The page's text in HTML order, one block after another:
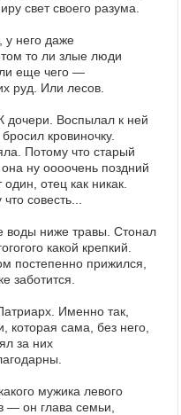
свет своего разума.
у него даже
то ли злые люди
ли еще чего —
руд. Или лесов.
дочери. Воспылал к ней
кровиночку.
Потому что старый
ну оооочень поздний
отец как никак.
совесть...
воды ниже травы. Стонал
какой крепкий.
постепенно прижился,
заботится.
Именно так,
которая сама, без него,
за них
мужика левого
— он глава семьи,